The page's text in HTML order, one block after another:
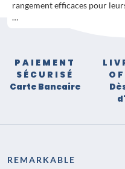
rangement efficaces pour
…
PAIEMENT
SÉCURISÉ
Carte Bancaire
REMARKABLE